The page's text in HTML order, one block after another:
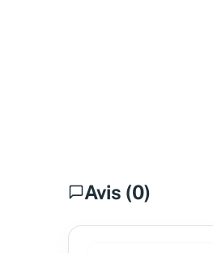
Avis (0)